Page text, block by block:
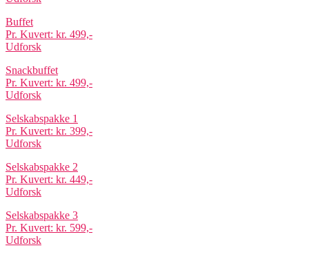
​Buffet
Pr. Kuvert: kr. 499,-
Udforsk
​Snackbuffet
Pr. Kuvert: kr. 499,-
Udforsk
Selskabspakke 1
Pr. Kuvert: kr. 399,-
Udforsk
Selskabspakke 2
Pr. Kuvert: kr. 449,-
Udforsk
Selskabspakke 3
Pr. Kuvert: kr. 599,-
Udforsk